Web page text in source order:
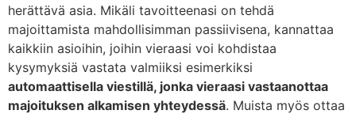
herättävä asia. Mikäli tavoitteenasi on tehdä
majoittamista mahdollisimman passiivisena, kannattaa
kaikkiin asioihin, joihin vieraasi voi kohdistaa
kysymyksiä vastata valmiiksi esimerkiksi
automaattisella viestillä, jonka vieraasi vastaanottaa
majoituksen alkamisen yhteydessä. Muista myös ottaa